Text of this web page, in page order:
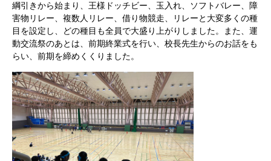
綱引きから始まり、王様ドッチビー、玉入れ、ソフトバレー、障
害物リレー、複数人リレー、借り物競走、リレーと大変多くの種
目を設定し、どの種目も全員で大盛り上がりしました。また、運
動交流祭のあとは、前期終業式を行い、校長先生からのお話をも
らい、前期を締めくくりました。